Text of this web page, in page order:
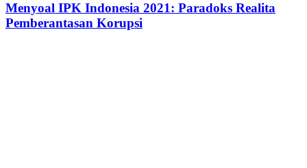
Menyoal IPK Indonesia 2021: Paradoks Realita
Pemberantasan Korupsi